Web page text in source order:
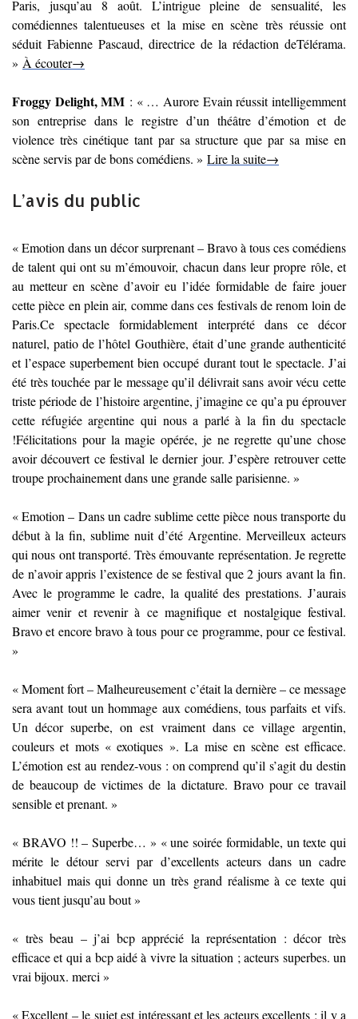
Paris, jusqu’au 8 août. L’intrigue pleine de sensualité, les
comédiennes talentueuses et la mise en scène très réussie ont
séduit Fabienne Pascaud, directrice de la rédaction deTélérama.
» À écouter→
Froggy Delight, MM : « … Aurore Evain réussit intelligemment
son entreprise dans le registre d’un théâtre d’émotion et de
violence très cinétique tant par sa structure que par sa mise en
scène servis par de bons comédiens. » Lire la suite→
L’avis du public
« Emotion dans un décor surprenant – Bravo à tous ces comédiens
de talent qui ont su m’émouvoir, chacun dans leur propre rôle, et
au metteur en scène d’avoir eu l’idée formidable de faire jouer
cette pièce en plein air, comme dans ces festivals de renom loin de
Paris.Ce spectacle formidablement interprété dans ce décor
naturel, patio de l’hôtel Gouthière, était d’une grande authenticité
et l’espace superbement bien occupé durant tout le spectacle. J’ai
été très touchée par le message qu’il délivrait sans avoir vécu cette
triste période de l’histoire argentine, j’imagine ce qu’a pu éprouver
cette réfugiée argentine qui nous a parlé à la fin du spectacle
!Félicitations pour la magie opérée, je ne regrette qu’une chose
avoir découvert ce festival le dernier jour. J’espère retrouver cette
troupe prochainement dans une grande salle parisienne. »
« Emotion – Dans un cadre sublime cette pièce nous transporte du
début à la fin, sublime nuit d’été Argentine. Merveilleux acteurs
qui nous ont transporté. Très émouvante représentation. Je regrette
de n’avoir appris l’existence de se festival que 2 jours avant la fin.
Avec le programme le cadre, la qualité des prestations. J’aurais
aimer venir et revenir à ce magnifique et nostalgique festival.
Bravo et encore bravo à tous pour ce programme, pour ce festival.
»
« Moment fort – Malheureusement c’était la dernière – ce message
sera avant tout un hommage aux comédiens, tous parfaits et vifs.
Un décor superbe, on est vraiment dans ce village argentin,
couleurs et mots « exotiques ». La mise en scène est efficace.
L’émotion est au rendez-vous : on comprend qu’il s’agit du destin
de beaucoup de victimes de la dictature. Bravo pour ce travail
sensible et prenant. »
« BRAVO !! – Superbe… » « une soirée formidable, un texte qui
mérite le détour servi par d’excellents acteurs dans un cadre
inhabituel mais qui donne un très grand réalisme à ce texte qui
vous tient jusqu’au bout »
« très beau – j’ai bcp apprécié la représentation : décor très
efficace et qui a bcp aidé à vivre la situation ; acteurs superbes. un
vrai bijoux. merci »
« Excellent – le sujet est intéressant et les acteurs excellents ; il y a